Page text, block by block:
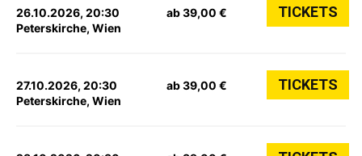
26.10.2026, 20:30
Peterskirche, Wien
ab 39,00 € TICKETS
27.10.2026, 20:30
Peterskirche, Wien
ab 39,00 € TICKETS